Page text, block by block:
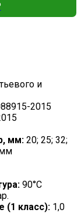
и
2015
мм: 20; 25; 32;
мм
90°С
(1 класс): 1,0